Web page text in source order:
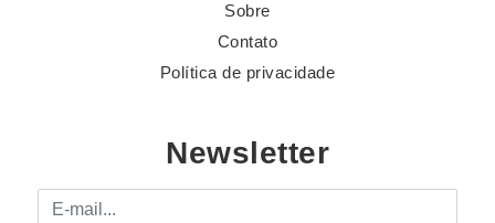
Sobre
Contato
Política de privacidade
Newsletter
E-mail